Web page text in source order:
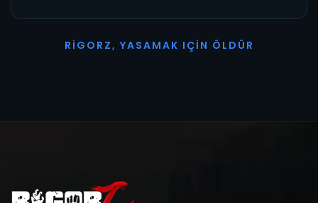
R I G O R Z, YASAMAK I ÇI N Ö L D Ü R